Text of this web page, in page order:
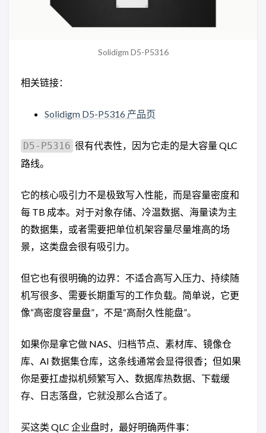
Solidigm D5-P5316
相关链接：
Solidigm D5-P5316 产品页
D5-P5316 很有代表性，因为它走的是大容量 QLC
路线。
它的核心吸引力不是极致写入性能，而是容量密度和
每 TB 成本。对于对象存储、冷温数据、海量读为主
的数据集，或者需要把单位机架容量尽量堆高的场
景，这类盘会很有吸引力。
但它也有很明确的边界：不适合高写入压力、持续随
机写很多、需要长期重写的工作负载。简单说，它更
像“高密度容量盘”，不是“高耐久性能盘”。
如果你是拿它做 NAS、归档节点、素材库、镜像仓
库、AI 数据集仓库，这条线通常会显得很香；但如果
你是要扛虚拟机频繁写入、数据库热数据、下载缓
存、日志落盘，它就没那么合适了。
买这类 QLC 企业盘时，最好明确两件事：